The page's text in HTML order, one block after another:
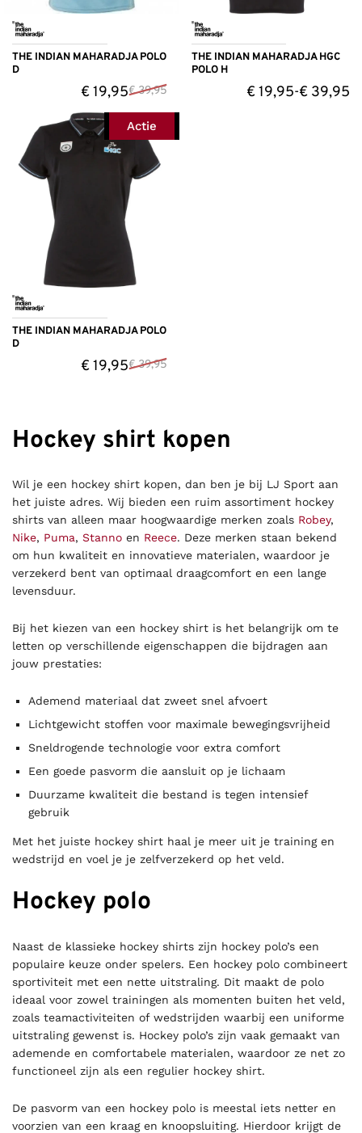
THE INDIAN MAHARADJA POLO
D
€19,95€39,95
THE INDIAN MAHARADJA HGC
POLO H
€19,95-€ 39,95
Actie
THE INDIAN MAHARADJA POLO
D
€19,95€39,95
Hockey shirt kopen
Wil je een hockey shirt kopen, dan ben je bij LJ Sport aan
het juiste adres. Wij bieden een ruim assortiment hockey
shirts van alleen maar hoogwaardige merken zoals Robey,
Nike, Puma, Stanno en Reece. Deze merken staan bekend
om hun kwaliteit en innovatieve materialen, waardoor je
verzekerd bent van optimaal draagcomfort en een lange
levensduur.
Bij het kiezen van een hockey shirt is het belangrijk om te
letten op verschillende eigenschappen die bijdragen aan
jouw prestaties:
Ademend materiaal dat zweet snel afvoert
Lichtgewicht stoffen voor maximale bewegingsvrijheid
Sneldrogende technologie voor extra comfort
Een goede pasvorm die aansluit op je lichaam
Duurzame kwaliteit die bestand is tegen intensief
gebruik
Met het juiste hockey shirt haal je meer uit je training en
wedstrijd en voel je je zelfverzekerd op het veld.
Hockey polo
Naast de klassieke hockey shirts zijn hockey polo’s een
populaire keuze onder spelers. Een hockey polo combineert
sportiviteit met een nette uitstraling. Dit maakt de polo
ideaal voor zowel trainingen als momenten buiten het veld,
zoals teamactiviteiten of wedstrijden waarbij een uniforme
uitstraling gewenst is. Hockey polo’s zijn vaak gemaakt van
ademende en comfortabele materialen, waardoor ze net zo
functioneel zijn als een regulier hockey shirt.
De pasvorm van een hockey polo is meestal iets netter en
voorzien van een kraag en knoopsluiting. Hierdoor krijgt de